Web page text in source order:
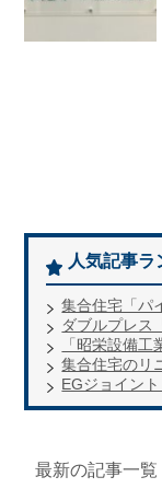
人気記事ラ
集合住宅「パ
ダブルプレス
「昭栄設備工
集合住宅のリ
EGジョイン
最新の記事一覧